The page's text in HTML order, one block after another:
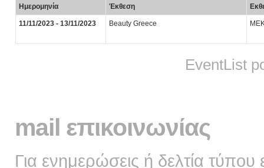
Ημερομηνία Έκθεση
11/11/2023 - 13/11/2023 Beauty Greece
EventList
mail επικοινωνίας
Για ενημερώσεις ή δελτία